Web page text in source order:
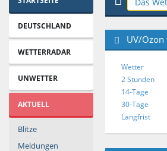
DEUTSCHLAND
WETTERRADAR
UNWETTER
AKTUELL
Blitze
Meldungen
UV/
Wetter
2 Stunden
14-Tage
30-Tage
Langfrist